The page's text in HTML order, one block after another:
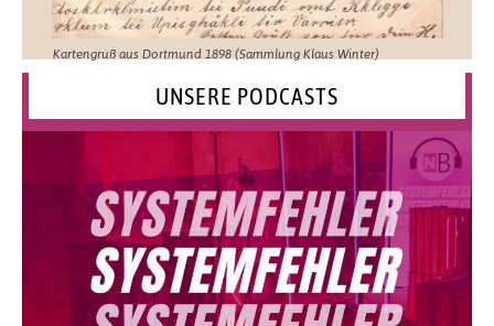
Kartengruß aus Dortmund 1898 (Sammlung Klaus Winter)
UNSERE PODCASTS